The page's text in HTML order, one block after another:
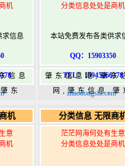
机
求信息
信息
东
分类信息处处是商机
本站免费发布各类供求
QQ：15903350
TEL：15945066378
肇东信息港,肇东
网,肇东信息,肇
港
zhaodongshi.com
机
意
机
分类信息 无限商
茫茫网海何处有生意
分类信息处处是商机